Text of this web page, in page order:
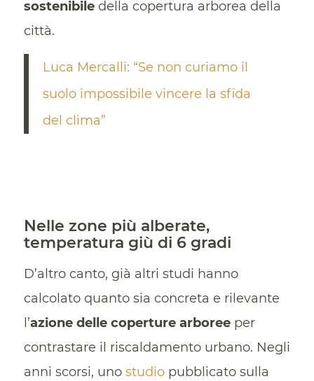
sostenibiledella copertura arborea della
città.
Luca Mercalli: “Se non curiamo il
suolo impossibile vincere la sfida
del clima”
Nelle zone più alberate,
temperatura giù di 6 gradi
D’altro canto, già altri studi hanno
calcolato quanto sia concreta e rilevante
l’azione delle coperture arboreeper
contrastare il riscaldamento urbano. Negli
anni scorsi, uno studiopubblicato sulla